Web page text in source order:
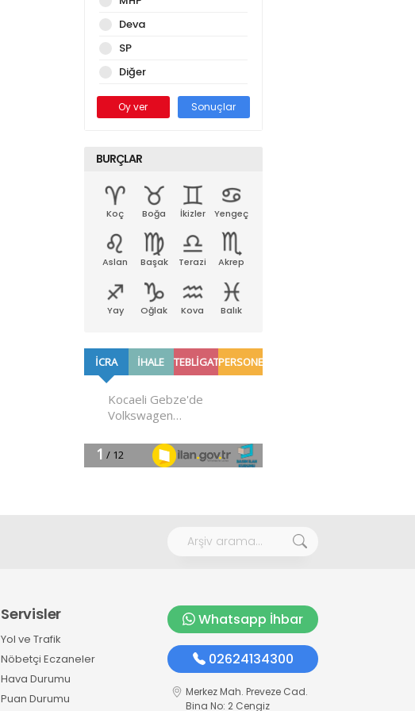
Deva
SP
Diğer
Oy ver Sonuçlar
BURÇLAR
Koç Boğa İkizler Yengeç
Aslan Başak Terazi Akrep
Yay Oğlak Kova Balık
Servisler
Yol ve Trafik
Nöbetçi Eczaneler
Hava Durumu
Puan Durumu
Whatsapp İhbar
02624134300
Merkez Mah. Preveze Cad.
Bina No: 2 Cengiz